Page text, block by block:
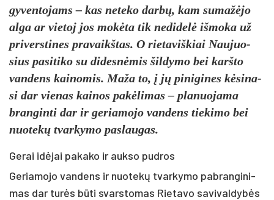
gy­ven­to­jams – kas ne­te­ko darbų, kam su­mažė­jo
al­ga ar vie­toj jos mokė­ta tik ne­di­delė iš­mo­ka už
pri­vers­ti­nes pra­vaikš­tas. O rie­ta­viš­kiai Nau­juo­
sius pa­si­ti­ko su di­desnė­mis šil­dy­mo bei karš­to
van­dens kai­no­mis. Ma­ža to, į jų pi­ni­gi­nes kėsi­na­
si dar vie­nas kai­nos pa­kėli­mas – pla­nuo­ja­ma
bran­gin­ti dar ir ge­ria­mo­jo van­dens tie­ki­mo bei
nuo­tekų tvar­ky­mo pa­slau­gas.
Gerai idėjai pakako ir aukso pudros
Ge­ria­mo­jo van­dens ir nuo­tekų tvar­ky­mo pa­bran­gi­ni­
mas dar turės būti svars­to­mas Rie­ta­vo sa­vi­val­dybės